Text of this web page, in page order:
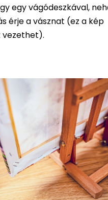
egy vágódeszkával,
érje a vásznat (ez a kép
vezethet).